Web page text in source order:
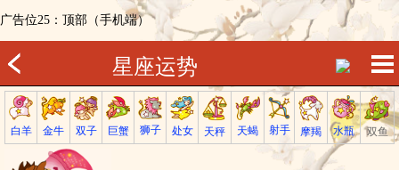
广告位25：顶部（手机端）
星座运势
白羊 金牛 双子 巨蟹 狮子 处女 天秤 天蝎 射手 摩羯 水瓶 双鱼